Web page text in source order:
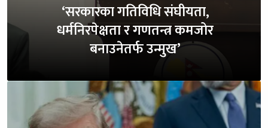
‘सरकारका गतिविधि संघीयता,
धर्मनिरपेक्षता र गणतन्त्र कमजोर
बनाउनेतर्फ उन्मुख’